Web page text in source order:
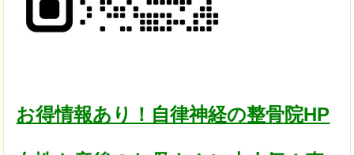
お得情報あり！自律神経の整骨院HP